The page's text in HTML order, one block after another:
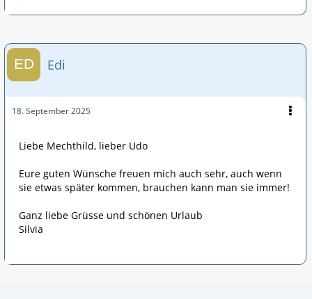
Edi
18. September 2025
Liebe Mechthild, lieber Udo
Eure guten Wünsche freuen mich auch sehr, auch wenn
sie etwas später kommen, brauchen kann man sie immer!
Ganz liebe Grüsse und schönen Urlaub
Silvia